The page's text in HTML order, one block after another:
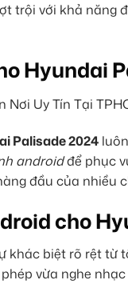
trội với khả năng
Hyundai
Palisade 2024
androidđể phục
đầu của nhiều
cho
khác biệt rõ rệt
vừa nghe